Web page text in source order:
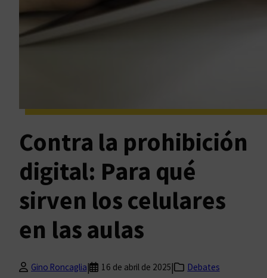
Contra la prohibición
digital: Para qué
sirven los celulares
en las aulas
Gino Roncaglia| 16 de abril de 2025| Debates